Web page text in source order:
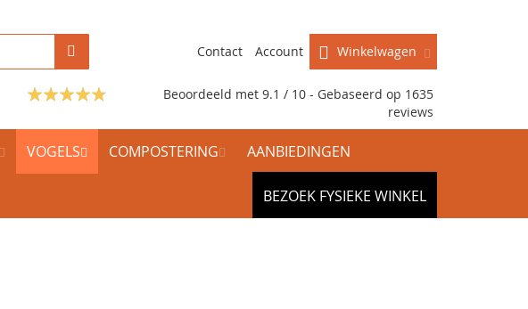
Winkelwagen
Contact Account
Beoordeeld met 9.1 / 10 - Gebaseerd op 1635
reviews
VOGELS COMPOSTERING AANBIEDINGEN
BEZOEK FYSIEKE WINKEL